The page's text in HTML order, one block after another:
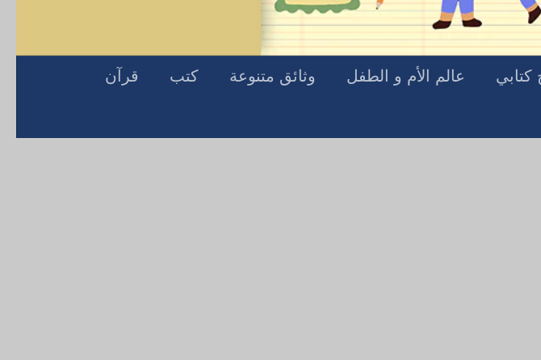
كتابي عالم الأم و الطفل وثائق متنوعة كتب قرآن